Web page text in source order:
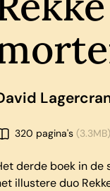
320 pagina's(3.3MB)
derde boek in de
illustere duo